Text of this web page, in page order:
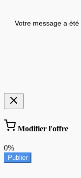
Votre message a
Modifier l'offre
0%
Publier